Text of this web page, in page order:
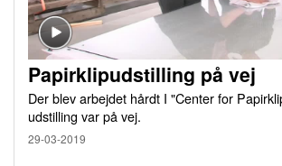
Papirklipudstilling på vej
Der blev arbejdet hårdt I "Center for
udstilling var på vej.
29-03-2019